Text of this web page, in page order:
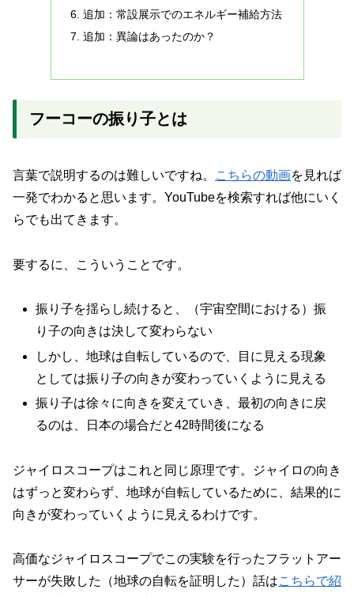
追加：常設展示でのエネルギー補給方法
追加：異論はあったのか？
フーコーの振り子とは
言葉で説明するのは難しいですね。 こちらの動画を見れば
一発でわかると思います。YouTubeを検索すれば他にいく
らでも出てきます。
要するに、こういうことです。
振り子を揺らし続けると、（宇宙空間における）振
り子の向きは決して変わらない
しかし、地球は自転しているので、目に見える現象
としては振り子の向きが変わっていくように見える
振り子は徐々に向きを変えていき、最初の向きに戻
るのは、日本の場合だと42時間後になる
ジャイロスコープはこれと同じ原理です。ジャイロの向き
はずっと変わらず、地球が自転しているために、結果的に
向きが変わっていくように見えるわけです。
高価なジャイロスコープでこの実験を行ったフラットアー
サーが失敗した（地球の自転を証明した）話はこちらで紹